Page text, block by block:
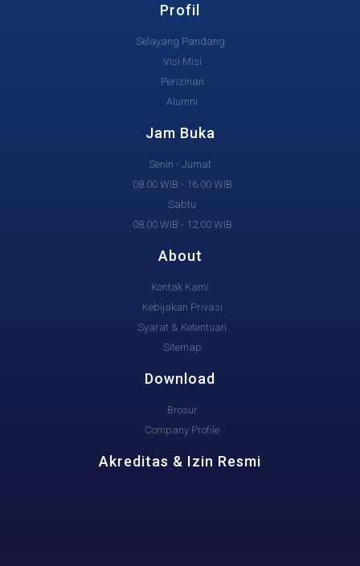
Profil
Selayang Pandang
Visi Misi
Perizinan
Alumni
Jam Buka
Senin - Jumat
08.00 WIB - 16.00 WIB
Sabtu
08.00 WIB - 12.00 WIB
About
Kontak Kami
Kebijakan Privasi
Syarat & Ketentuan
Sitemap
Download
Brosur
Company Profile
Akreditas & Izin Resmi